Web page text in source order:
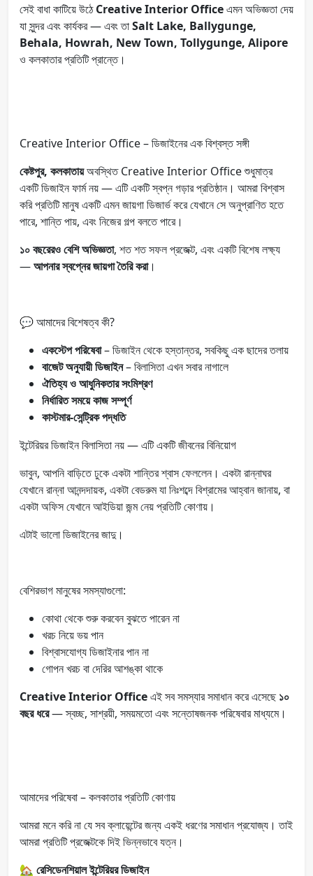
সেই বাধা কাটিয়ে উঠেCreative Interior Officeএমন অভিজ্ঞতা দেয়
যা সুন্দর এবং কার্যকর — এবং তাSalt Lake, Ballygunge,
Behala, Howrah, New Town, Tollygunge, Alipore
ও কলকাতার প্রতিটি প্রান্তে।
Creative Interior Office – ডিজাইনের এক বিশ্বস্ত সঙ্গী
কেষ্টপুর, কলকাতায়অবস্থিত Creative Interior Office শুধুমাত্র
একটি ডিজাইন ফার্ম নয় — এটি একটি স্বপ্ন গড়ার প্রতিষ্ঠান। আমরা বিশ্বাস
করি প্রতিটি মানুষ একটি এমন জায়গা ডিজার্ভ করে যেখানে সে অনুপ্রাণিত হতে
পারে, শান্তি পায়, এবং নিজের গল্প বলতে পারে।
১০ বছরেরও বেশি অভিজ্ঞতা, শত শত সফল প্রজেক্ট, এবং একটি বিশেষ লক্ষ্য
—আপনার স্বপ্নের জায়গা তৈরি করা।
💬 আমাদের বিশেষত্ব কী?
একস্টেপ পরিষেবা– ডিজাইন থেকে হস্তান্তর, সবকিছু এক ছাদের তলায়
বাজেট অনুযায়ী ডিজাইন– বিলাসিতা এখন সবার নাগালে
ঐতিহ্য ও আধুনিকতার সংমিশ্রণ
নির্ধারিত সময়ে কাজ সম্পূর্ণ
কাস্টমার-সেন্ট্রিক পদ্ধতি
ইন্টেরিয়র ডিজাইন বিলাসিতা নয় — এটি একটি জীবনের বিনিয়োগ
ভাবুন, আপনি বাড়িতে ঢুকে একটা শান্তির শ্বাস ফেললেন। একটা রান্নাঘর
যেখানে রান্না আনন্দদায়ক, একটা বেডরুম যা নিঃশব্দে বিশ্রামের আহ্বান জানায়, বা
একটা অফিস যেখানে আইডিয়া জন্ম নেয় প্রতিটি কোণায়।
এটাই ভালো ডিজাইনের জাদু।
বেশিরভাগ মানুষের সমস্যাগুলো:
কোথা থেকে শুরু করবেন বুঝতে পারেন না
খরচ নিয়ে ভয় পান
বিশ্বাসযোগ্য ডিজাইনার পান না
গোপন খরচ বা দেরির আশঙ্কা থাকে
Creative Interior Officeএই সব সমস্যার সমাধান করে এসেছে১০
বছর ধরে— স্বচ্ছ, সাশ্রয়ী, সময়মতো এবং সন্তোষজনক পরিষেবার মাধ্যমে।
আমাদের পরিষেবা – কলকাতার প্রতিটি কোণায়
আমরা মনে করি না যে সব ক্লায়েন্টের জন্য একই ধরণের সমাধান প্রযোজ্য। তাই
আমরা প্রতিটি প্রজেক্টকে দিই ভিন্নভাবে যত্ন।
🏡 রেসিডেনশিয়াল ইন্টেরিয়র ডিজাইন